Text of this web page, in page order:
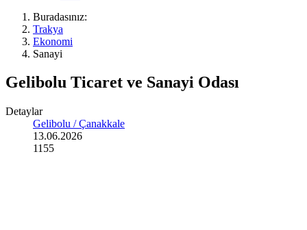
Buradasınız:
Trakya
Ekonomi
Sanayi
Gelibolu Ticaret ve Sanayi Odası
Detaylar
Gelibolu / Çanakkale
13.06.2026
1155